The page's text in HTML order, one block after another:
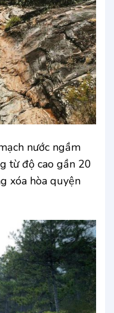
nước ngầm
từ độ cao gần 20
xóa hòa quyện